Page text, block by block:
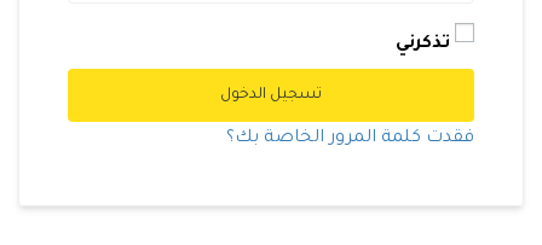
تذكرني
تسجيل الدخول
فقدت كلمة المرور الخاصة بك؟